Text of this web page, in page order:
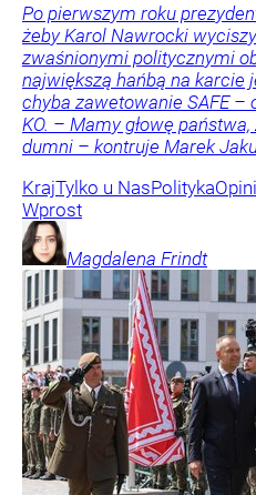
Po pierwszym roku
żeby Karol Nawrocki
zwaśnionymi politycznymi
największą hańbą na karcie
chyba zawetowanie SAFE –
KO. – Mamy głowę
dumni – kontruje Marek
KrajTylko u NasPolityka
Wprost
Magdalena Frindt